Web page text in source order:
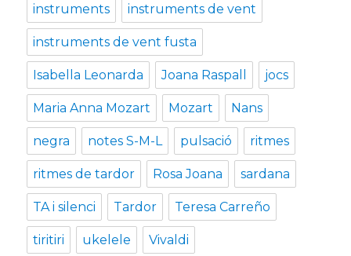
instruments instruments de vent
instruments de vent fusta
Isabella Leonarda Joana Raspall jocs
Maria Anna Mozart Mozart Nans
negra notes S-M-L pulsació ritmes
ritmes de tardor Rosa Joana sardana
TA i silenci Tardor Teresa Carreño
tiritiri ukelele Vivaldi